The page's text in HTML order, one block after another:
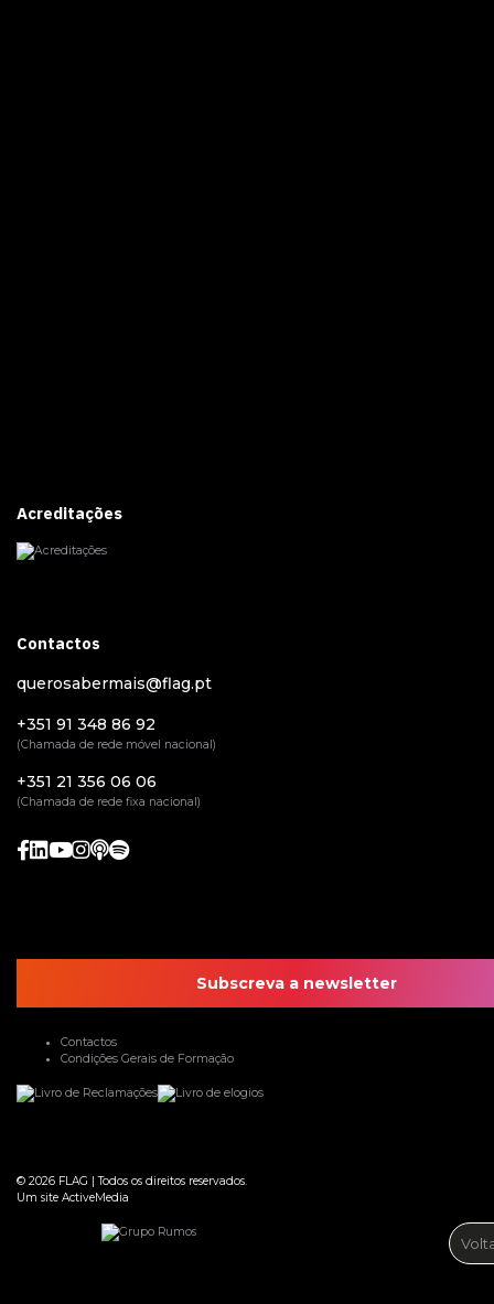
Acreditações
Contactos
querosabermais@flag.pt
+351 91 348 86 92
(Chamada de rede móvel nacional)
+351 21 356 06 06
(Chamada de rede fixa nacional)
Subscreva a newsletter
Contactos
Condições Gerais de Formação
© 2026 FLAG |Todos os direitos reservados.
Um site ActiveMedia